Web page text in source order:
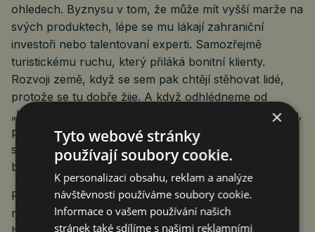
ohledech. Byznysu v tom, že může mít vyšší marže na
svých produktech, lépe se mu lákají zahraniční
investoři nebo talentovaní experti. Samozřejmě
turistickému ruchu, který přiláká bonitní klienty.
Rozvoji země, když se sem pak chtějí stěhovat lidé,
protože se tu dobře žije. A když odhlédneme od
„kupeckých počtů“, tak to buduje sebevědomí národa,
protože společně dokázal najít hodnoty, které ho
spojují, a je ochoten se na nich nejen shodnout, ale
být za ně odpovědný.
Proto je potřeba, aby se co nejvíce lidí se svými
názory na webuwww.dobreranocesko.cz
×
Tyto webové stránky
používají soubory cookie.
K personalizaci obsahu, reklam a analýze
návštěvnosti používáme soubory cookie.
Informace o vašem používání našich
stránek také sdílíme s našimi reklamními